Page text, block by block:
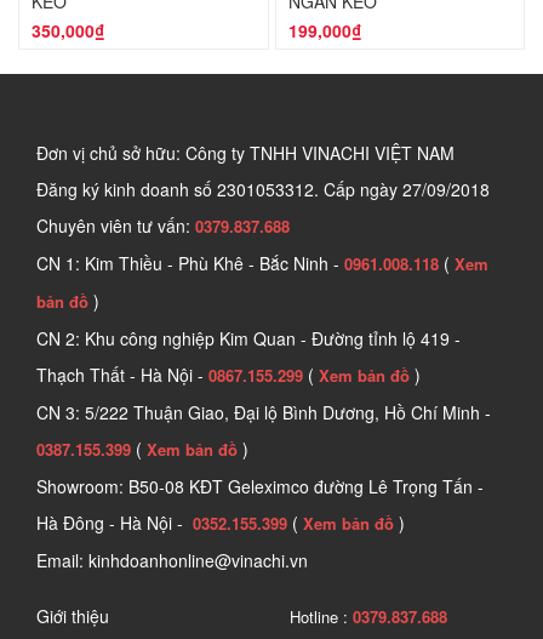
350,000₫
199,000₫
Đơn vị chủ sở hữu: Công ty TNHH VINACHI VIỆT NAM
Đăng ký kinh doanh số 2301053312. Cấp ngày 27/09/2018
Chuyên viên tư vấn: 0379.837.688
CN 1: Kim Thiều - Phù Khê - Bắc Ninh - 0961.008.118 ( Xem
bản đồ )
CN 2: Khu công nghiệp Kim Quan - Đường tỉnh lộ 419 -
Thạch Thất - Hà Nội - 0867.155.299 ( Xem bản đồ )
CN 3: 5/222 Thuận Giao, Đại lộ Bình Dương, Hồ Chí Minh -
0387.155.399 ( Xem bản đồ )
Showroom: B50-08 KĐT Geleximco đường Lê Trọng Tấn -
Hà Đông - Hà Nội - 0352.155.399 ( Xem bản đồ )
Email: kinhdoanhonline@vinachi.vn
Giới thiệu
Hotline : 0379.837.688